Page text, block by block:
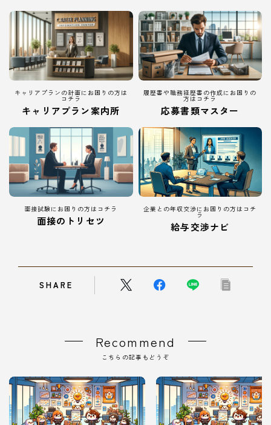
キャリアプランの計画にお困りの方は
コチラ
キャリアプラン案内所
履歴書や職務経歴書の作成にお困りの
方はコチラ
応募書類マスター
面接試験にお困りの方はコチラ
面接のトリセツ
企業との年収交渉にお困りの方はコチ
ラ
給与交渉ナビ
SHARE
Recommend
こちらの記事もどうぞ